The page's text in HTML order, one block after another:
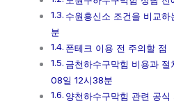
수원흥신소 조건을 비교
분
폰테크 이용 전 주의할 점
금천하수구막힘 비용과
08일 12시38분
양천하수구막힘 관련 공식